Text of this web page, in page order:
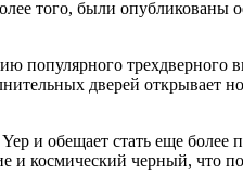
того, были опубликованы
популярного трехдверного
дверей открывает
и обещает стать еще более
и космический черный, что